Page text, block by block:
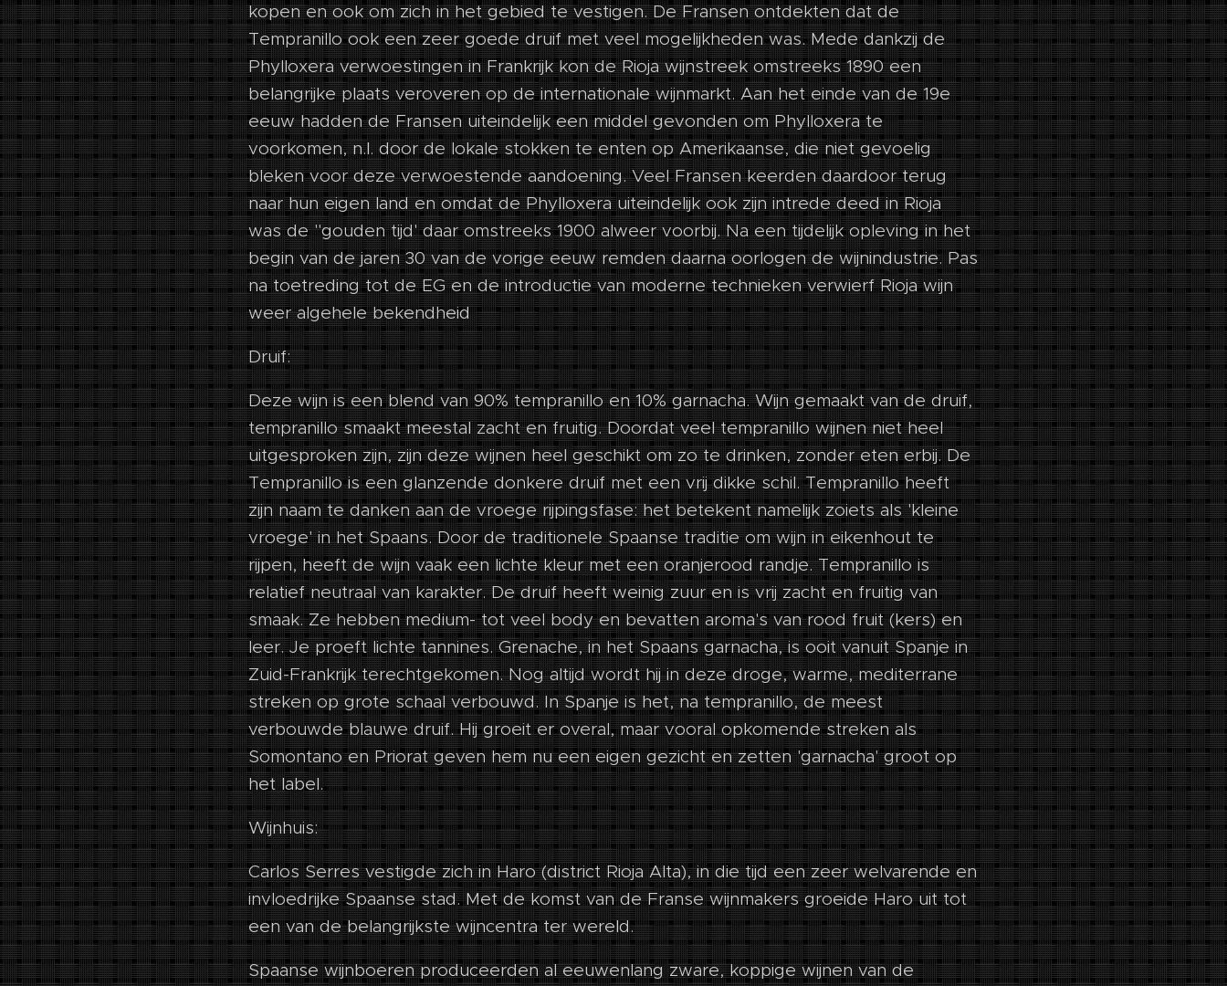
kopen en ook om zich in het gebied te vestigen. De Fransen ontdekten dat de
Tempranillo ook een zeer goede druif met veel mogelijkheden was. Mede dankzij de
Phylloxera verwoestingen in Frankrijk kon de Rioja wijnstreek omstreeks 1890 een
belangrijke plaats veroveren op de internationale wijnmarkt. Aan het einde van de 19e
eeuw hadden de Fransen uiteindelijk een middel gevonden om Phylloxera te
voorkomen, n.l. door de lokale stokken te enten op Amerikaanse, die niet gevoelig
bleken voor deze verwoestende aandoening. Veel Fransen keerden daardoor terug
naar hun eigen land en omdat de Phylloxera uiteindelijk ook zijn intrede deed in Rioja
was de "gouden tijd' daar omstreeks 1900 alweer voorbij. Na een tijdelijk opleving in het
begin van de jaren 30 van de vorige eeuw remden daarna oorlogen de wijnindustrie. Pas
na toetreding tot de EG en de introductie van moderne technieken verwierf Rioja wijn
weer algehele bekendheid
Druif:
Deze wijn is een blend van 90% tempranillo en 10% garnacha. Wijn gemaakt van de druif,
tempranillo smaakt meestal zacht en fruitig. Doordat veel tempranillo wijnen niet heel
uitgesproken zijn, zijn deze wijnen heel geschikt om zo te drinken, zonder eten erbij. De
Tempranillo is een glanzende donkere druif met een vrij dikke schil. Tempranillo heeft
zijn naam te danken aan de vroege rijpingsfase: het betekent namelijk zoiets als 'kleine
vroege' in het Spaans. Door de traditionele Spaanse traditie om wijn in eikenhout te
rijpen, heeft de wijn vaak een lichte kleur met een oranjerood randje. Tempranillo is
relatief neutraal van karakter. De druif heeft weinig zuur en is vrij zacht en fruitig van
smaak. Ze hebben medium- tot veel body en bevatten aroma's van rood fruit (kers) en
leer. Je proeft lichte tannines. Grenache, in het Spaans garnacha, is ooit vanuit Spanje in
Zuid-Frankrijk terechtgekomen. Nog altijd wordt hij in deze droge, warme, mediterrane
streken op grote schaal verbouwd. In Spanje is het, na tempranillo, de meest
verbouwde blauwe druif. Hij groeit er overal, maar vooral opkomende streken als
Somontano en Priorat geven hem nu een eigen gezicht en zetten 'garnacha' groot op
het label.
Wijnhuis:
Carlos Serres vestigde zich in Haro (district Rioja Alta), in die tijd een zeer welvarende en
invloedrijke Spaanse stad. Met de komst van de Franse wijnmakers groeide Haro uit tot
een van de belangrijkste wijncentra ter wereld.
Spaanse wijnboeren produceerden al eeuwenlang zware, koppige wijnen van de